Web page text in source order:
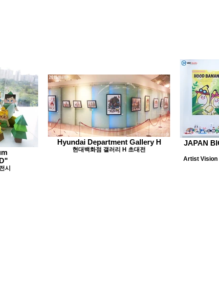
시
Hyundai Department Gallery H
현대백화점 갤러리 H 초대전
JAPAN
Artist Vision